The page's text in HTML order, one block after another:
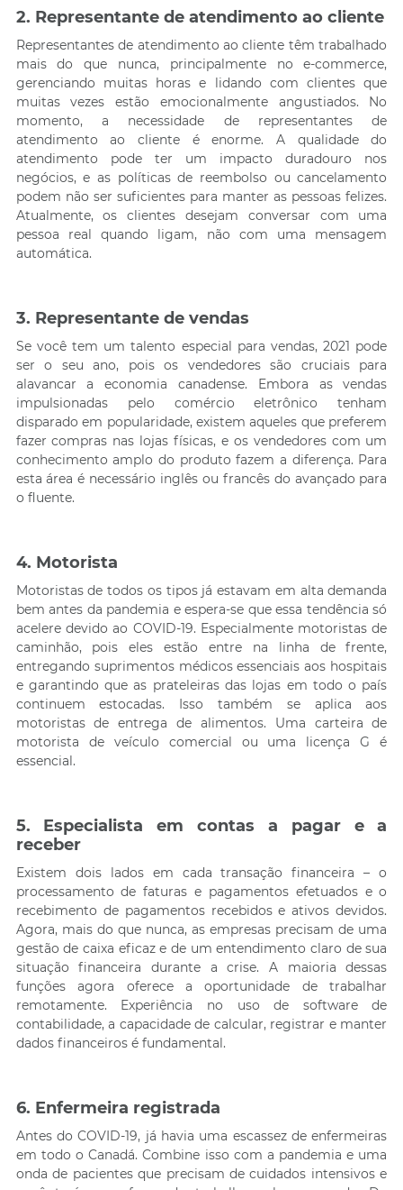
2. Representante de atendimento ao cliente
Representantes de atendimento ao cliente têm trabalhado
mais do que nunca, principalmente no e-commerce,
gerenciando muitas horas e lidando com clientes que
muitas vezes estão emocionalmente angustiados. No
momento, a necessidade de representantes de
atendimento ao cliente é enorme. A qualidade do
atendimento pode ter um impacto duradouro nos
negócios, e as políticas de reembolso ou cancelamento
podem não ser suficientes para manter as pessoas felizes.
Atualmente, os clientes desejam conversar com uma
pessoa real quando ligam, não com uma mensagem
automática.
3. Representante de vendas
Se você tem um talento especial para vendas, 2021 pode
ser o seu ano, pois os vendedores são cruciais para
alavancar a economia canadense. Embora as vendas
impulsionadas pelo comércio eletrônico tenham
disparado em popularidade, existem aqueles que preferem
fazer compras nas lojas físicas, e os vendedores com um
conhecimento amplo do produto fazem a diferença. Para
esta área é necessário inglês ou francês do avançado para
o fluente.
4. Motorista
Motoristas de todos os tipos já estavam em alta demanda
bem antes da pandemia e espera-se que essa tendência só
acelere devido ao COVID-19. Especialmente motoristas de
caminhão, pois eles estão entre na linha de frente,
entregando suprimentos médicos essenciais aos hospitais
e garantindo que as prateleiras das lojas em todo o país
continuem estocadas. Isso também se aplica aos
motoristas de entrega de alimentos. Uma carteira de
motorista de veículo comercial ou uma licença G é
essencial.
5. Especialista em contas a pagar e a
receber
Existem dois lados em cada transação financeira – o
processamento de faturas e pagamentos efetuados e o
recebimento de pagamentos recebidos e ativos devidos.
Agora, mais do que nunca, as empresas precisam de uma
gestão de caixa eficaz e de um entendimento claro de sua
situação financeira durante a crise. A maioria dessas
funções agora oferece a oportunidade de trabalhar
remotamente. Experiência no uso de software de
contabilidade, a capacidade de calcular, registrar e manter
dados financeiros é fundamental.
6. Enfermeira registrada
Antes do COVID-19, já havia uma escassez de enfermeiras
em todo o Canadá. Combine isso com a pandemia e uma
onda de pacientes que precisam de cuidados intensivos e